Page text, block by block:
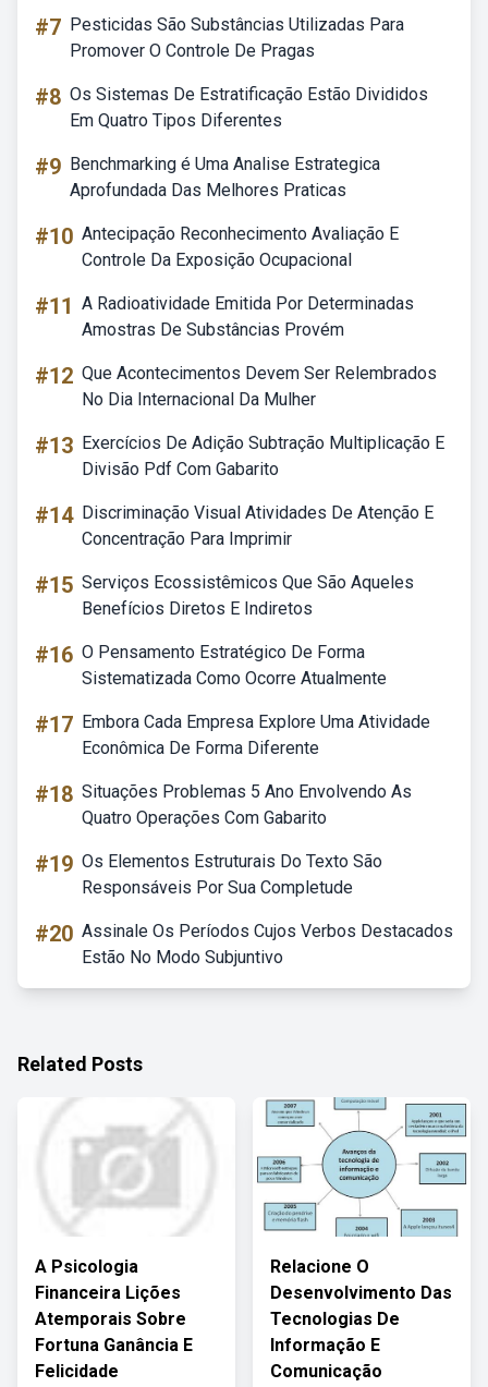
#7 Pesticidas São Substâncias Utilizadas Para
Promover O Controle De Pragas
#8 Os Sistemas De Estratificação Estão Divididos
Em Quatro Tipos Diferentes
#9 Benchmarking é Uma Analise Estrategica
Aprofundada Das Melhores Praticas
#10 Antecipação Reconhecimento Avaliação E
Controle Da Exposição Ocupacional
#11 A Radioatividade Emitida Por Determinadas
Amostras De Substâncias Provém
#12 Que Acontecimentos Devem Ser Relembrados
No Dia Internacional Da Mulher
#13 Exercícios De Adição Subtração Multiplicação E
Divisão Pdf Com Gabarito
#14 Discriminação Visual Atividades De Atenção E
Concentração Para Imprimir
#15 Serviços Ecossistêmicos Que São Aqueles
Benefícios Diretos E Indiretos
#16 O Pensamento Estratégico De Forma
Sistematizada Como Ocorre Atualmente
#17 Embora Cada Empresa Explore Uma Atividade
Econômica De Forma Diferente
#18 Situações Problemas 5 Ano Envolvendo As
Quatro Operações Com Gabarito
#19 Os Elementos Estruturais Do Texto São
Responsáveis Por Sua Completude
#20 Assinale Os Períodos Cujos Verbos Destacados
Estão No Modo Subjuntivo
Related Posts
A Psicologia
Financeira Lições
Atemporais Sobre
Fortuna Ganância E
Felicidade
Relacione O
Desenvolvimento Das
Tecnologias De
Informação E
Comunicação